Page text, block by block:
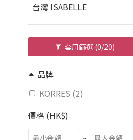
台灣 ISABELLE
套用篩選 (0/20)
品牌
KORRES (2)
價格 (HK$)
~